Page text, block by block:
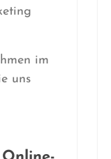
im
uns